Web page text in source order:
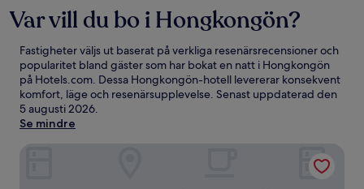
Var vill du bo i Hongkongön?
Fastigheter väljs ut baserat på verkliga resenärsrecensioner och
popularitet bland gäster som har bokat en natt i Hongkongön
på Hotels.com. Dessa Hongkongön-hotell levererar konsekvent
komfort, läge och resenärsupplevelse. Senast uppdaterad den
5 augusti 2026.
Se mindre